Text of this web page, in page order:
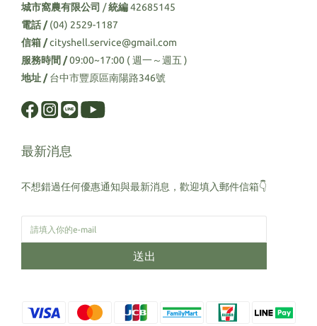
城市窩農有限公司 /統編42685145
電話 /(04) 2529-1187
信箱 /cityshell.service@gmail.com
服務時間 /09:00~17:00 ( 週一～週五 )
地址 /台中市豐原區南陽路346號
最新消息
不想錯過任何優惠通知與最新消息，歡迎填入郵件信箱👇
送出